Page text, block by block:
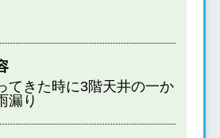
てきた時に3階天井の一か
漏り